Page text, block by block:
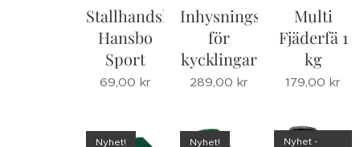
Stallhandske
Hansbo
Sport
69,00 kr
Inhysningssystem
för
kycklingar
289,00 kr
Multi
Fjäderfä 1
kg
179,00 kr
Nyhet! Nyhet!
Nyhet -